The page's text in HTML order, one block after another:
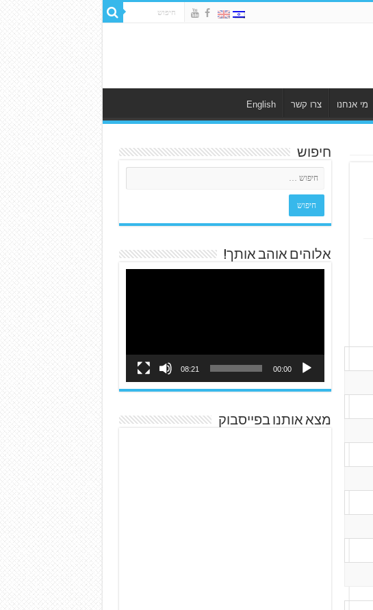
מי אנחנו צרו קשר English
חיפוש
אלוהים אוהב אותך!
00:00
08:21
מצא אותנו בפייסבוק